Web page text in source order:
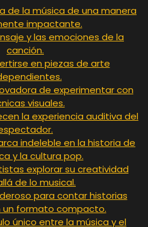
de la música de una manera
impactante.
y las emociones de la
canción.
en piezas de arte
de experimentar con
visuales.
la experiencia auditiva del
indeleble en la historia de
y la cultura pop.
explorar su creatividad
de lo musical.
para contar historias
un formato compacto.
único entre la música y el